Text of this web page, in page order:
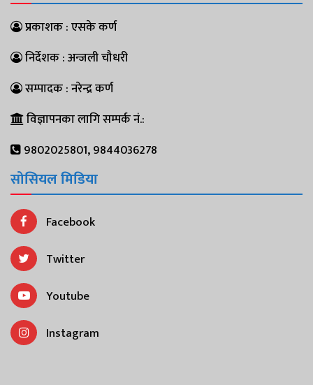
प्रकाशक : एसके कर्ण
निर्देशक : अन्जली चौधरी
सम्पादक : नरेन्द्र कर्ण
विज्ञापनका लागि सम्पर्क नं.:
9802025801, 9844036278
सोसियल मिडिया
Facebook
Twitter
Youtube
Instagram